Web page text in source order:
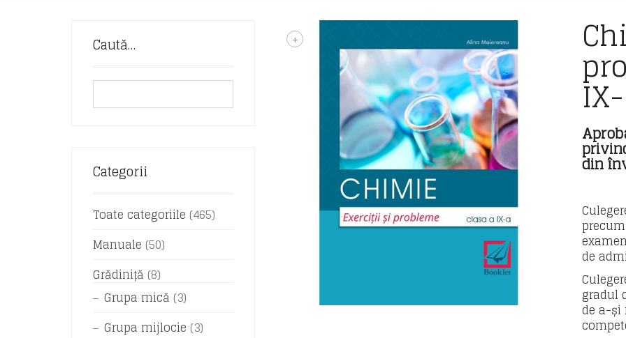
+
din
de
gradul
de a-și
Caută…
Categorii
Toate categoriile (465)
Manuale (50)
Grădiniță (8)
Grupa mică (3)
Grupa mijlocie (3)